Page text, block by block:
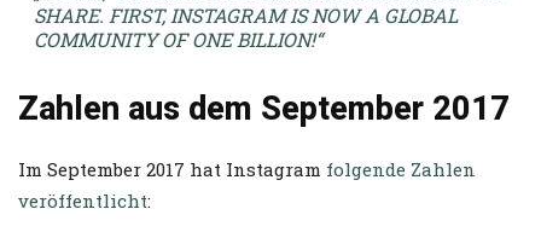
SHARE. FIRST, INSTAGRAM IS NOW A GLOBAL
COMMUNITY OF ONE BILLION!“
Zahlen aus dem September 2017
Im September 2017 hat Instagram folgende Zahlen
veröffentlicht: